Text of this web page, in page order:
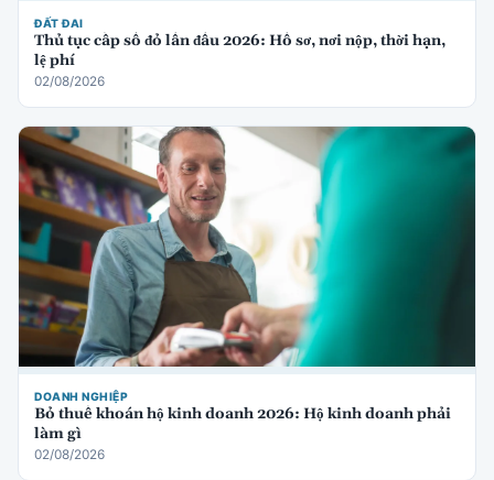
ĐẤT ĐAI
Thủ tục cấp sổ đỏ lần đầu 2026: Hồ sơ, nơi nộp, thời hạn,
lệ phí
02/08/2026
DOANH NGHIỆP
Bỏ thuế khoán hộ kinh doanh 2026: Hộ kinh doanh phải
làm gì
02/08/2026